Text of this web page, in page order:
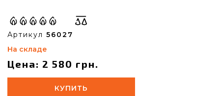
Артикул 56027
На складе
Цена: 2 580 грн.
КУПИТЬ